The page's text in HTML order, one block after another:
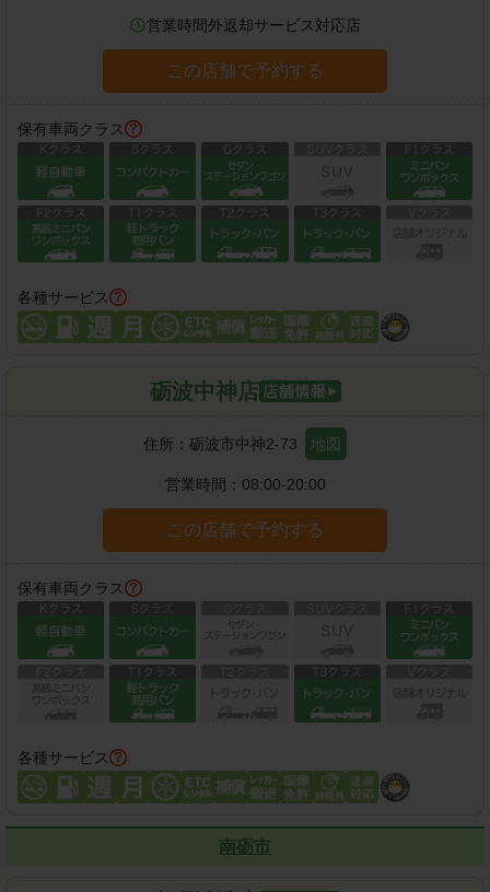
営業時間外返却サービス対応店
この店舗で予約する
保有車両クラス
各種サービス
砺波中神店
住所： 砺波市中神2-73 地図
営業時間： 08:00-20:00
この店舗で予約する
保有車両クラス
各種サービス
南砺市